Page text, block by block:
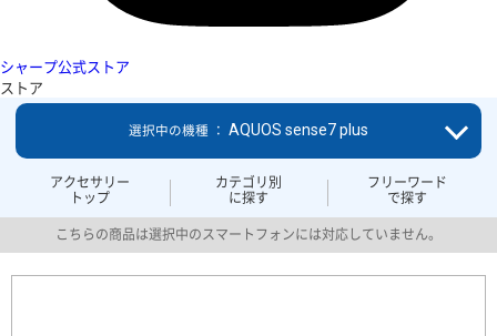
シャープ公式ストア
ストア
アクセサリー
トップ
カテゴリ別
に探す
フリーワード
で探す
選択中の機種 ： AQUOS sense7 plus
こちらの商品は選択中のスマートフォンには対応していません。